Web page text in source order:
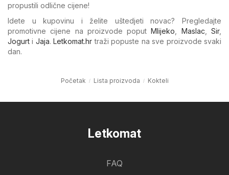
propustili odlične cijene!
Idete u kupovinu i želite uštedjeti novac? Pregledajte
promotivne cijene na proizvode poputMlijeko Maslac ,Sir,
Jogurt i Jaja.Letkomat.hr traži popuste na sve proizvode svaki
dan.
Početak Lista proizvoda Kokteli
Letkomat
FAQ